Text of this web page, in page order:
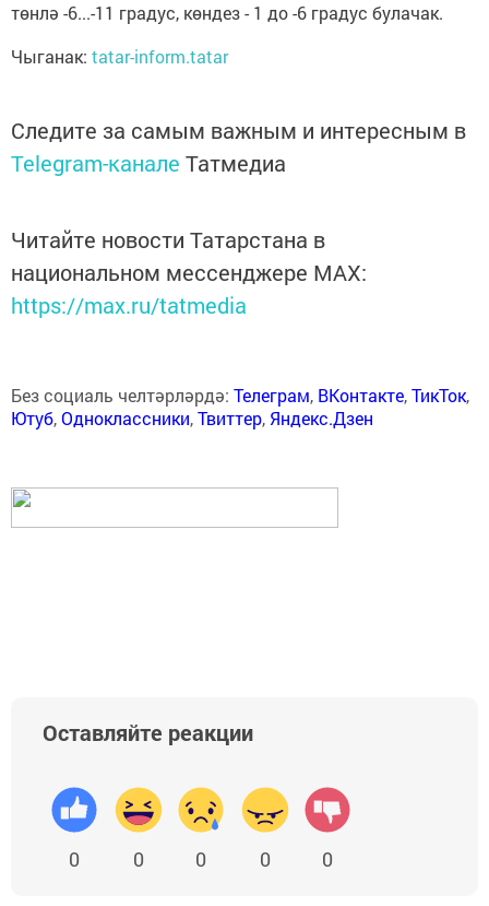
төнлә -6...-11 градус, көндез - 1 до -6 градус булачак.
Чыганак: tatar-inform.tatar
Следите за самым важным и интересным в
Telegram-канале Татмедиа
Читайте новости Татарстана в
национальном мессенджере MАХ:
https://max.ru/tatmedia
Без социаль челтәрләрдә: Телеграм, ВКонтакте,ТикТок,
Ютуб,Одноклассники,Твиттер, Яндекс.Дзен
Оставляйте реакции
0 0 0 0 0